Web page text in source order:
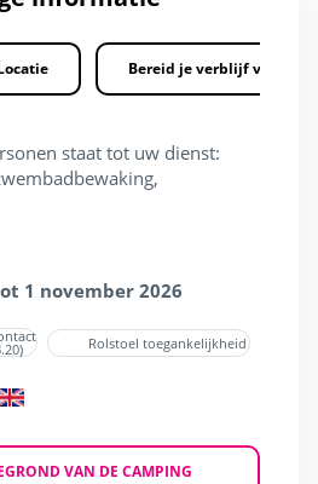
Bereid je verblijf voor
staat tot uw dienst:
1 november 2026
Rolstoel toegankelijkheid
VAN DE CAMPING